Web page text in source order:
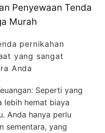
Penyewaan Tenda
Murah
pernikahan
yang sangat
Anda
Seperti yang
lebih hemat biaya
Anda hanya perlu
sementara, yang